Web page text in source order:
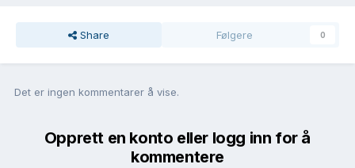
Share Følgere 0
Det er ingen kommentarer å vise.
Opprett en konto eller logg inn for å
kommentere